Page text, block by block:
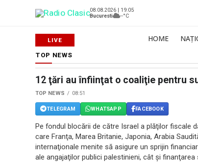
08.08.2026 | 19:05
Bucuresti
--°C
HOME
TOP NEWS
12 ţări au înfiinţat o coaliţie pentru
TOP NEWS 08:51
TELEGRAM WHATSAPP FACEBOOK
Pe fondul blocării de către Israel a plăţilor fiscale
care Franţa, Marea Britanie, Japonia, Arabia
internaţionale menite să asigure un sprijin
ale angajaţilor publici palestinieni, cât şi